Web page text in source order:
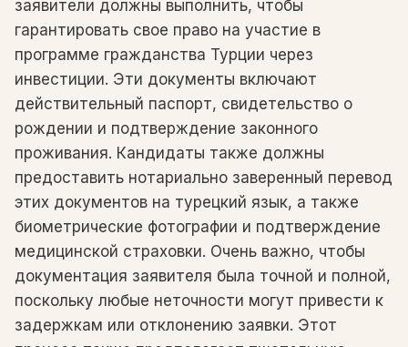
заявители должны выполнить, чтобы
гарантировать свое право на участие в
программе гражданства Турции через
инвестиции. Эти документы включают
действительный паспорт, свидетельство о
рождении и подтверждение законного
проживания. Кандидаты также должны
предоставить нотариально заверенный перевод
этих документов на турецкий язык, а также
биометрические фотографии и подтверждение
медицинской страховки. Очень важно, чтобы
документация заявителя была точной и полной,
поскольку любые неточности могут привести к
задержкам или отклонению заявки. Этот